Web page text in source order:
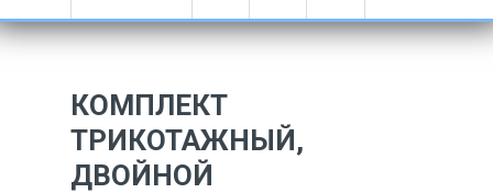
КОМПЛЕКТ
ТРИКОТАЖНЫЙ,
ДВОЙНОЙ